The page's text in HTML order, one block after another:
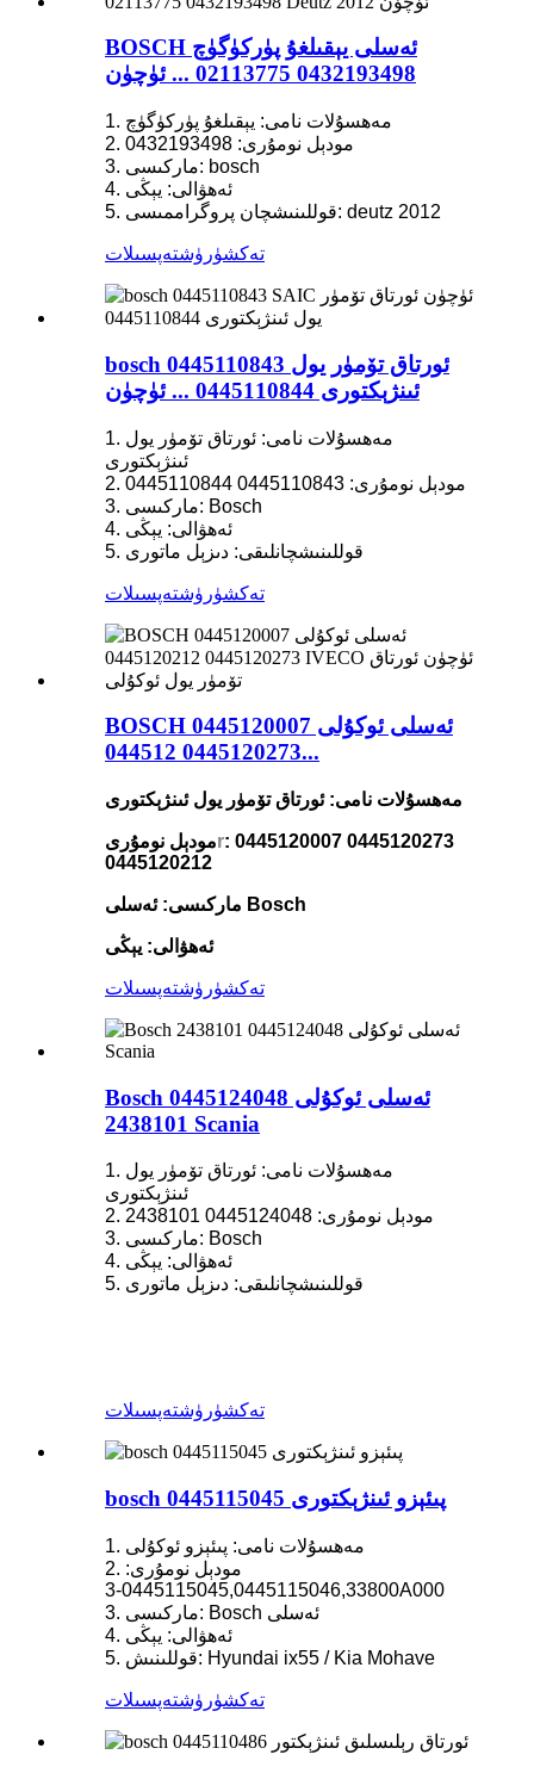
BOSCH ئەسلى يېقىلغۇ پۈركۈگۈچ
0432193498 02113775 ... ئۈچۈن
1. مەھسۇلات نامى: يېقىلغۇ پۈركۈگۈچ
2. مودېل نومۇرى: 0432193498
3. ماركىسى: bosch
4. ئەھۋالى: يېڭى
5. قوللىنىشچان پروگراممىسى: deutz 2012
تەكشۈرۈشتەپسىلات
bosch 0445110843 ئورتاق تۆمۈر يول
ئىنژېكتورى 0445110844 ... ئۈچۈن
1. مەھسۇلات نامى: ئورتاق تۆمۈر يول
ئىنژېكتورى
2. مودېل نومۇرى: 0445110843 0445110844
3. ماركىسى: Bosch
4. ئەھۋالى: يېڭى
5. قوللىنىشچانلىقى: دىزېل ماتورى
تەكشۈرۈشتەپسىلات
BOSCH ئەسلى ئوكۇلى 0445120007
0445120273 044512...
مەھسۇلات نامى: ئورتاق تۆمۈر يول ئىنژېكتورى
مودېل نومۇرىr: 0445120007 0445120273
0445120212
ماركىسى: ئەسلى Bosch
ئەھۋالى: يېڭى
تەكشۈرۈشتەپسىلات
Bosch ئەسلى ئوكۇلى 0445124048
2438101 Scania
1. مەھسۇلات نامى: ئورتاق تۆمۈر يول
ئىنژېكتورى
2. مودېل نومۇرى: 0445124048 2438101
3. ماركىسى: Bosch
4. ئەھۋالى: يېڭى
5. قوللىنىشچانلىقى: دىزېل ماتورى
تەكشۈرۈشتەپسىلات
bosch 0445115045 پىئېزو ئىنژېكتورى
1. مەھسۇلات نامى: پىئېزو ئوكۇلى
2. مودېل نومۇرى:
0445115045,0445115046,33800-3A000
3. ماركىسى: Bosch ئەسلى
4. ئەھۋالى: يېڭى
5. قوللىنىش: Hyundai ix55 / Kia Mohave
تەكشۈرۈشتەپسىلات